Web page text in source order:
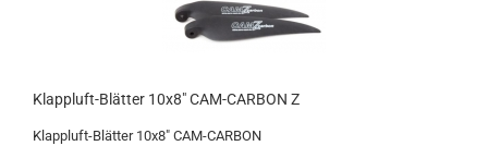
Klappluft-Blätter 10x8" CAM-CARBON Z
Klappluft-Blätter 10x8" CAM-CARBON